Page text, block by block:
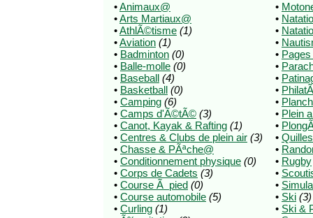
•Animaux@
•Arts Martiaux@
•AthlÃ©tisme (1)
•Aviation (1)
• Badminton (0)
• Balle-molle (0)
• Baseball (4)
• Basketball (0)
• Camping (6)
• Camps d'Ã©tÃ© (3)
• Canot, Kayak & Rafting (1)
• Centres & Clubs de plein air (3)
• Chasse & PÃªche@
• Conditionnement physique (0)
• Corps de Cadets (3)
• Course Ã pied (0)
• Course automobile (5)
• Curling (1)
•
•
•
•
•
•
•
•
•
• Plein
•
• Quilles
•
• Rugby
•
•
• Ski (3)
• Ski &